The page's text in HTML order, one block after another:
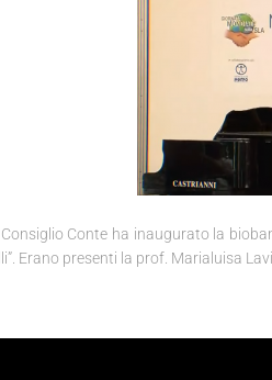
Conte ha inaugurato la
Erano presenti la prof. Marialuisa